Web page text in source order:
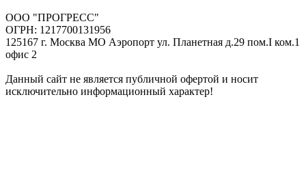
ООО "ПРОГРЕСС"
ОГРН: 1217700131956
125167 г. Москва МО Аэропорт ул. Планетная д.29 пом.I ком.1
офис 2
Данный сайт не является публичной офертой и носит
исключительно информационный характер!